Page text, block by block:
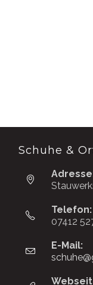
Schuhe &
Telefon:
07412
E-Mail: